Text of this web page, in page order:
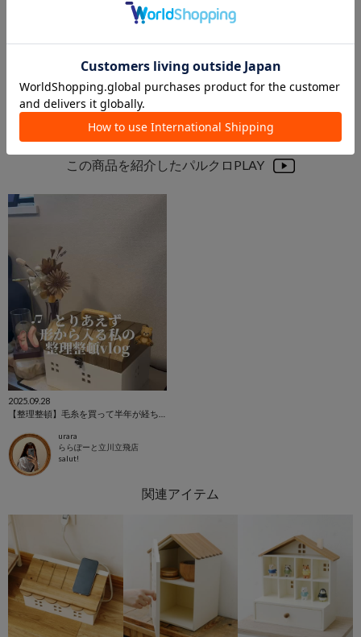
イオンモール八幡東店
この商品を紹介したパルクロPLAY
2025.09.28
urara
ららぽーと立川立飛店
salut!